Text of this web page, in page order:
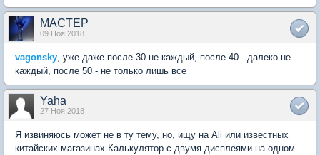
MACTEP
09 Ноя 2018
vagonsky, уже даже после 30 не каждый, после 40 - далеко не
каждый, после 50 - не только лишь все
Yaha
27 Ноя 2018
Я извиняюсь может не в ту тему, но, ищу на Ali или известных
китайских магазинах Калькулятор с двумя дисплеями на одном